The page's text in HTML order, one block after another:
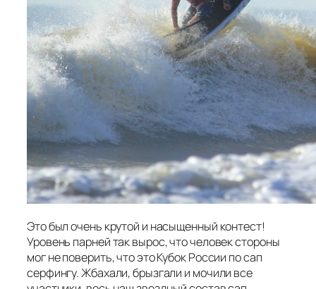
Это был очень крутой и насыщенный контест!
Уровень парней так вырос, что человек стороны
мог не поверить, что это Кубок России по сап
серфингу. Жбахали, брызгали и мочили все